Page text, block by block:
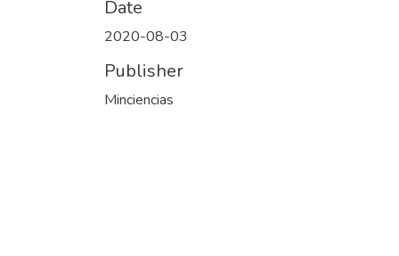
Date
2020-08-03
Publisher
Minciencias